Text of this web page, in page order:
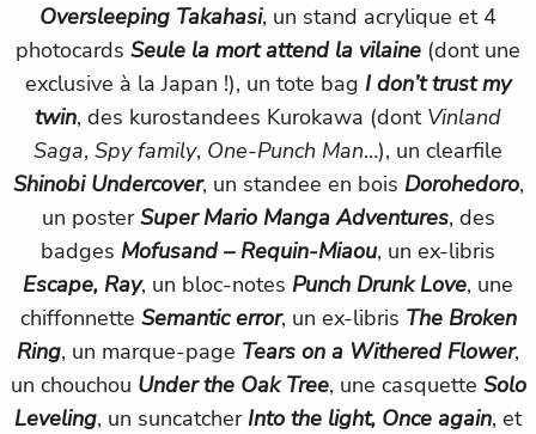
Oversleeping Takahasi, un stand acrylique et 4
photocards Seule la mort attend la vilaine (dont une
exclusive à la Japan !), un tote bag I don’t trust my
twin, des kurostandees Kurokawa (dont Vinland
Saga, Spy family, One-Punch Man…), un clearfile
Shinobi Undercover, un standee en bois Dorohedoro,
un posterSuper Mario Manga Adventures, des
badges Mofusand – Requin-Miaou, un ex-libris
Escape, Ray, un bloc-notes Punch Drunk Love, une
chiffonnette Semantic error, un ex-libris The Broken
Ring, un marque-page Tears on a Withered Flower,
un chouchou Under the Oak Tree, une casquette Solo
Leveling, un suncatcherInto the light, Once again, et